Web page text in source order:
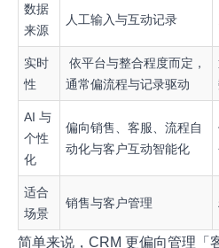
数据
来源
人工输入与互动记录
实时
性
依平台与整合程度而定，
通常偏流程与记录驱动
AI 与
个性
化
偏向销售、客服、流程自
动化与客户互动智能化
适合
场景
销售与客户管理
简单来说，CRM 更偏向管理「